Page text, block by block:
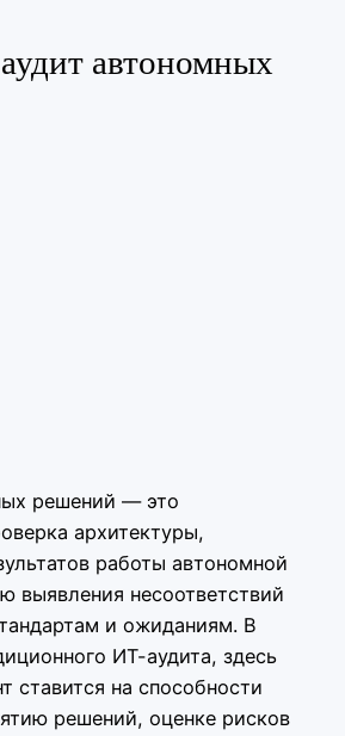
автономных
решений — это
архитектуры,
работы автономной
выявления несоответствий
и ожиданиям. В
ИТ-аудита, здесь
ставится на способности
решений, оценке рисков